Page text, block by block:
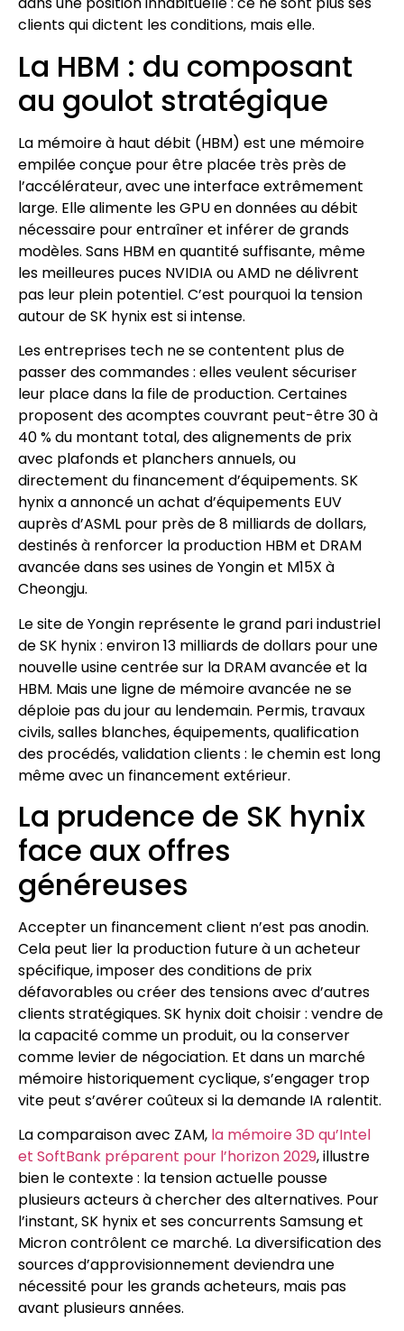
clients qui dictent les conditions, mais elle.
La HBM : du composant
au goulot stratégique
La mémoire à haut débit (HBM) est une mémoire
empilée conçue pour être placée très près de
l’accélérateur, avec une interface extrêmement
large. Elle alimente les GPU en données au débit
nécessaire pour entraîner et inférer de grands
modèles. Sans HBM en quantité suffisante, même
les meilleures puces NVIDIA ou AMD ne délivrent
pas leur plein potentiel. C’est pourquoi la tension
autour de SK hynix est si intense.
Les entreprises tech ne se contentent plus de
passer des commandes : elles veulent sécuriser
leur place dans la file de production. Certaines
proposent des acomptes couvrant peut-être 30 à
40 % du montant total, des alignements de prix
avec plafonds et planchers annuels, ou
directement du financement d’équipements. SK
hynix a annoncé un achat d’équipements EUV
auprès d’ASML pour près de 8 milliards de dollars,
destinés à renforcer la production HBM et DRAM
avancée dans ses usines de Yongin et M15X à
Cheongju.
Le site de Yongin représente le grand pari industriel
de SK hynix : environ 13 milliards de dollars pour une
nouvelle usine centrée sur la DRAM avancée et la
HBM. Mais une ligne de mémoire avancée ne se
déploie pas du jour au lendemain. Permis, travaux
civils, salles blanches, équipements, qualification
des procédés, validation clients : le chemin est long
même avec un financement extérieur.
La prudence de SK hynix
face aux offres
généreuses
Accepter un financement client n’est pas anodin.
Cela peut lier la production future à un acheteur
spécifique, imposer des conditions de prix
défavorables ou créer des tensions avec d’autres
clients stratégiques. SK hynix doit choisir : vendre de
la capacité comme un produit, ou la conserver
comme levier de négociation. Et dans un marché
mémoire historiquement cyclique, s’engager trop
vite peut s’avérer coûteux si la demande IA ralentit.
La comparaison avec ZAM, la mémoire 3D qu’Intel
et SoftBank préparent pour l’horizon 2029, illustre
bien le contexte : la tension actuelle pousse
plusieurs acteurs à chercher des alternatives. Pour
l’instant, SK hynix et ses concurrents Samsung et
Micron contrôlent ce marché. La diversification des
sources d’approvisionnement deviendra une
nécessité pour les grands acheteurs, mais pas
avant plusieurs années.